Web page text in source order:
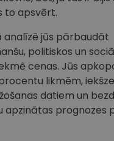
to apsvērt.
analīzē jūs pārbaudāt
politiskos un
cenas. Jūs
likmēm,
datiem un
apzinātas prognozes